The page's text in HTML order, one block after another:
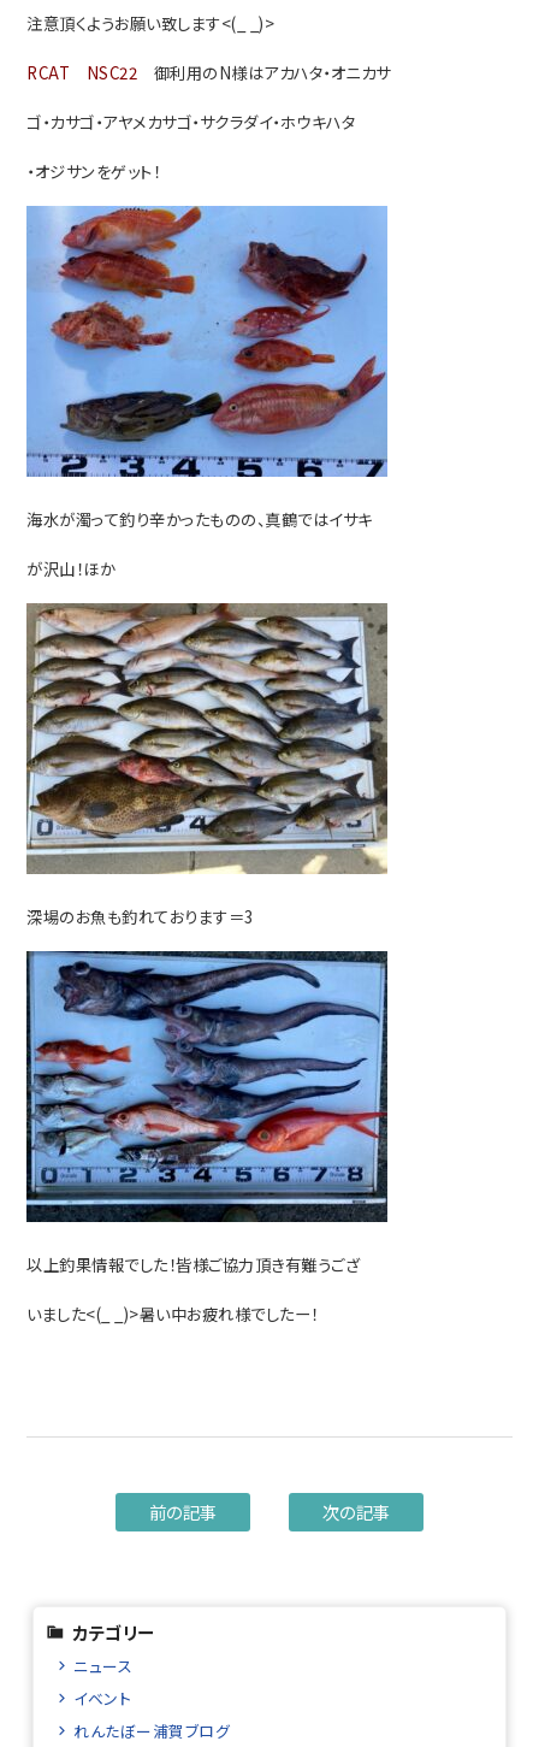
注意頂くようお願い致します<(_ _)>
RCAT NSC22 御利用のN様はアカハタ・オニカサ
ゴ・カサゴ・アヤメカサゴ・サクラダイ・ホウキハタ
・オジサンをゲット！
海水が濁って釣り辛かったものの、真鶴ではイサキ
が沢山！ほか
深場のお魚も釣れております＝3
以上釣果情報でした！皆様ご協力頂き有難うござ
いました<(_ _)>暑い中お疲れ様でしたー！
前の記事 次の記事
カテゴリー
ニュース
イベント
れんたぼー浦賀ブログ